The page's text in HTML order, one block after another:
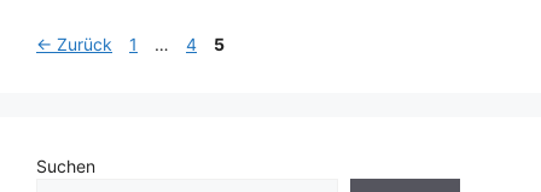
← Zurück Seite
1 … Seite
4 Seite
5
Suchen